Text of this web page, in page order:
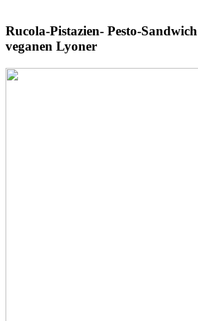
Rucola-Pistazien- Pesto-Sandwich
veganen Lyoner